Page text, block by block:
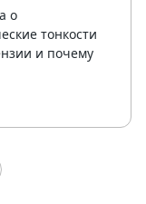
о
тонкости
и почему